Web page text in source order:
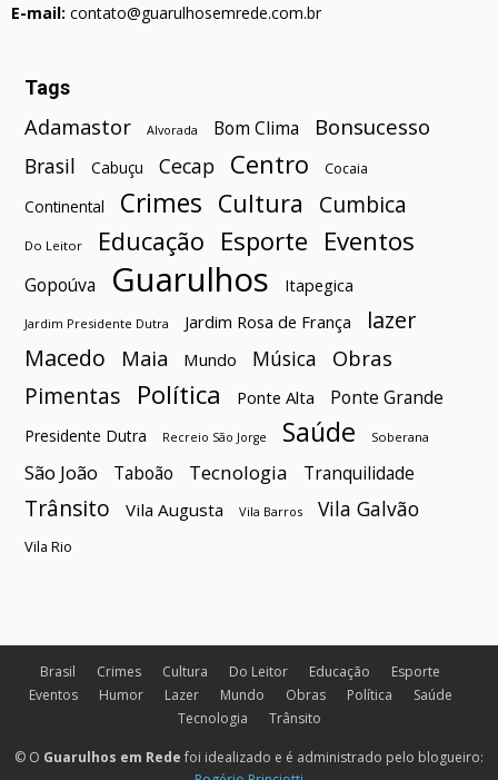
E-mail: contato@guarulhosemrede.com.br
Tags
Adamastor Alvorada Bom Clima Bonsucesso
Brasil Cabuçu Cecap Centro Cocaia
Continental Crimes Cultura Cumbica
Do Leitor Educação Esporte Eventos
Gopoúva Guarulhos Itapegica
Jardim Presidente Dutra Jardim Rosa de França
lazer
Macedo
Maia Mundo Música Obras
Pimentas Política Ponte Alta Ponte Grande
Presidente Dutra Recreio São Jorge Saúde Soberana
São João Taboão Tecnologia Tranquilidade
Trânsito Vila Augusta Vila Barros Vila Galvão
Vila Rio
Brasil Crimes Cultura Do Leitor Educação
Esporte
Eventos
Humor Lazer Mundo Obras Política
Saúde
Tecnologia
Trânsito
© O Guarulhos em Rede foi idealizado e é administrado pelo blogueiro: